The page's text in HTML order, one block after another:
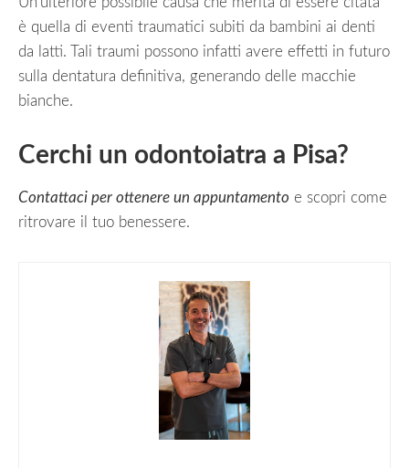
è quella di eventi traumatici subiti da bambini ai denti
da latti. Tali traumi possono infatti avere effetti in futuro
sulla dentatura definitiva, generando delle macchie
bianche.
Cerchi un odontoiatra a Pisa?
Contattaci per ottenere un appuntamento e scopri come
ritrovare il tuo benessere.